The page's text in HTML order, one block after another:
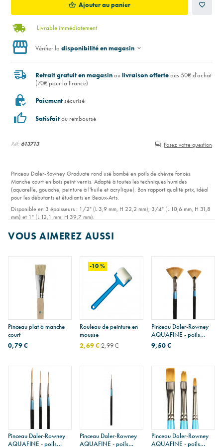
Réf: 613713 Posez votre question
Pinceau Daler-Rowney Graduate rond usé bombé en poils de chèvre foncés.
Manche court en bois peint vernis. Adapté à toutes les techniques humides
(aquarelle, gouache, peinture à l'huile et acrylique). Bon rapport qualité prix, idéal
pour les débutants et étudiants en Beaux-Arts.
Disponible en 3 épaisseurs : 1/2" (L 3,9 mm, H 22,2 mm), 3/4" (L 10,6 mm, H 31,8
mm) et 1" (L 12,1 mm, H 39,7 mm).
Ajouter au panier
Livrable immédiatement
Vérifier la disponibilité en magasin
Retrait gratuit en magasinoulivraison offertedès 50€ d'achat
(70€ pour la France)
Paiementsécurisé
Satisfaitou remboursé
VOUS AIMEREZ AUSSI
Pinceau plat à manche
court
0,79 €
-10 %
Rouleau de peinture en
mousse
2,69 €2,99 €
Pinceau Daler-Rowney
AQUAFINE - poils
synthétiques - série 48
éventail
9,50 €
Pinceau Daler-Rowney
AQUAFINE - poils
Pinceau Daler-Rowney
AQUAFINE - poils
Pinceau Daler-Rowney
AQUAFINE - poils